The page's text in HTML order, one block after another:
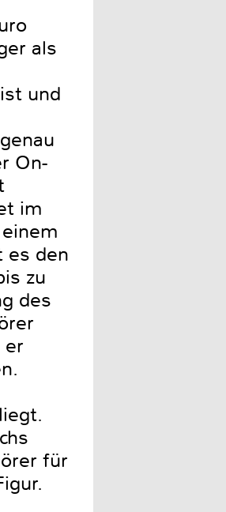
als
und
On-
im
es den
zu
des
er
für